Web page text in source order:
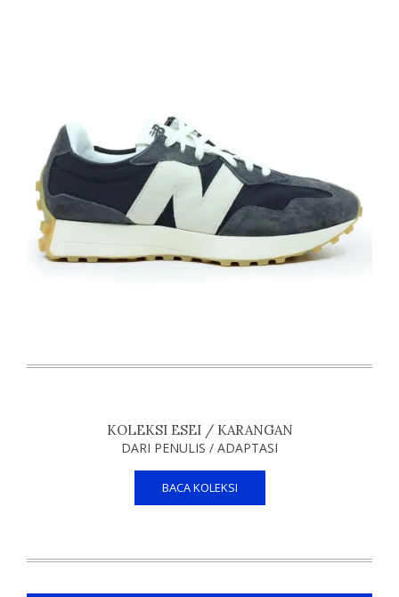
KOLEKSI ESEI / KARANGAN
DARI PENULIS / ADAPTASI
BACA KOLEKSI